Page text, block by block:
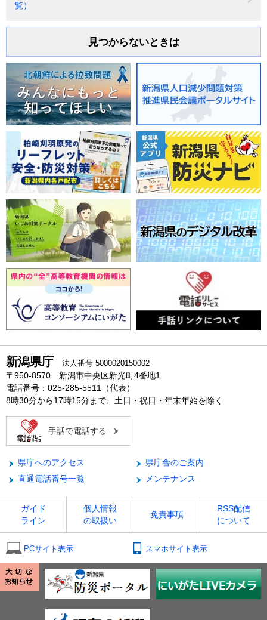
覧）
見つからないときは
新潟県庁 法人番号 5000020150002
〒950-8570 新潟市中央区新光町4番地1
電話番号：025-285-5511（代表）
8時30分から17時15分まで、土日・祝日・年末年始を除く
手話で電話する
県庁へのアクセス
県庁舎のご案内
直通電話番号一覧
メンテナンス
ガイド
ライン
個人情報
の取扱い
免責事項
RSS配信
について
PCサイト表示 スマホサイト表示